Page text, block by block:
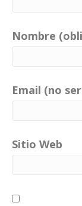
Nombre
Email (no
Sitio Web